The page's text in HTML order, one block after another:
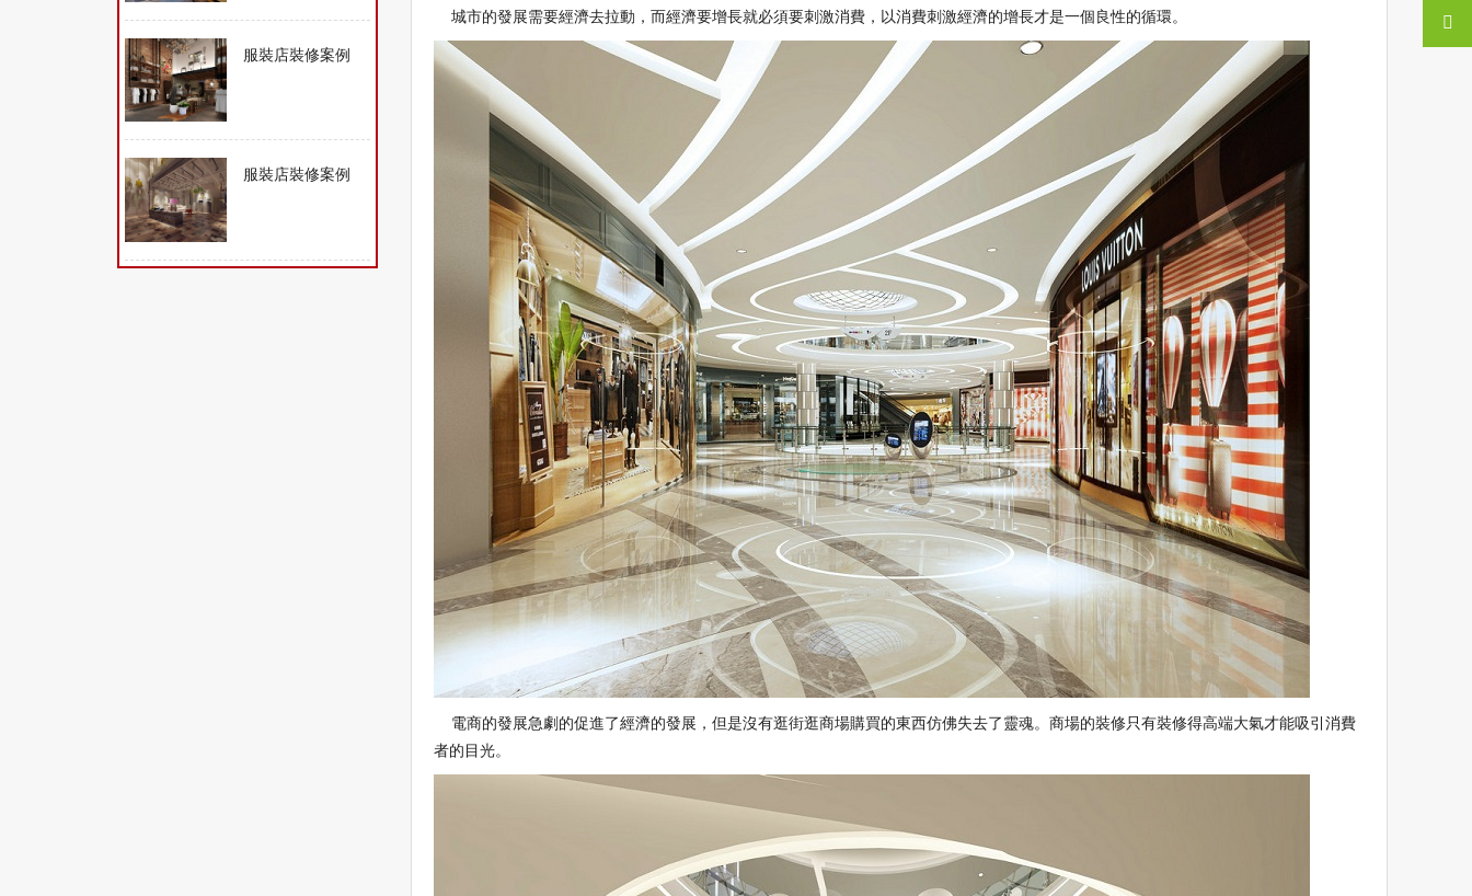
服裝店裝修案例
服裝店裝修案例
城市的發展需要經濟去拉動，而經濟要增長就必須要刺激消費，以消費刺激經濟的增長才是一個良性的循環。
電商的發展急劇的促進了經濟的發展，但是沒有逛街逛商場購買的東西仿佛失去了靈魂。商場的裝修只有裝修得高端大氣才能吸引消費
者的目光。